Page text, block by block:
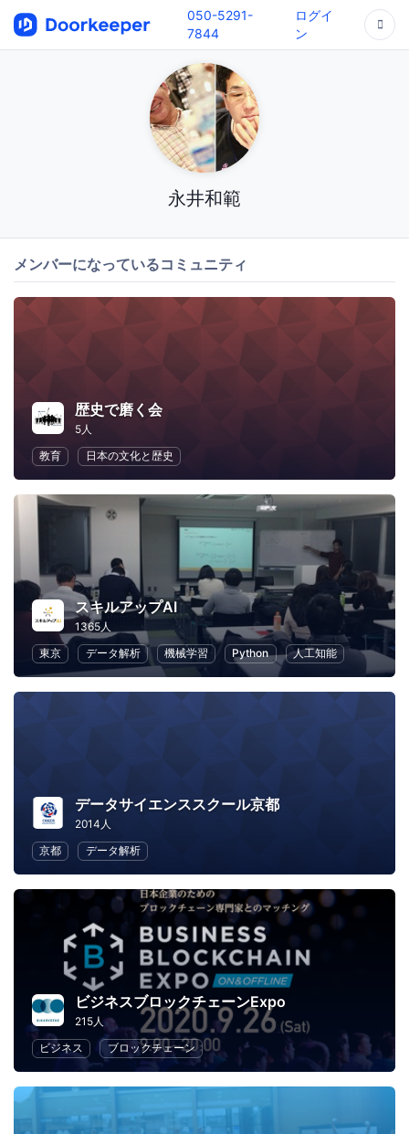
050-5291-
7844
ログイ
ン
永井和範
メンバーになっているコミュニティ
歴史で磨く会
5人
教育
日本の文化と歴史
スキルアップAI
1365人
東京
データ解析 機械学習 Python 人工知能
データサイエンススクール京都
2014人
京都
データ解析
ビジネスブロックチェーンExpo
215人
ビジネス
ブロックチェーン